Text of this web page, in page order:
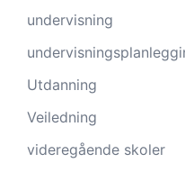
undervisning
Utdanning
Veiledning
videregående skoler